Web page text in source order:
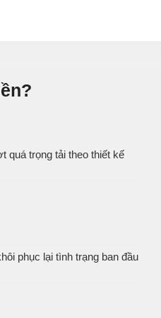
quá trọng tải theo thiết kế
phục lại tình trạng ban đầu